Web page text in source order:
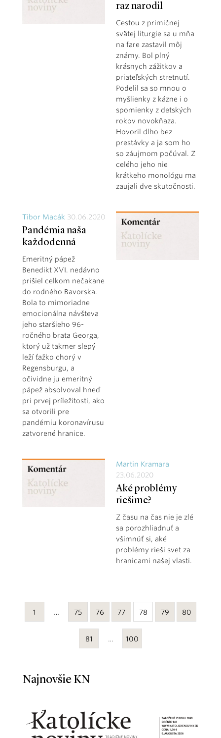
raz narodil
Cestou z primičnej
svätej liturgie sa u mňa
na fare zastavil môj
známy. Bol plný
krásnych zážitkov a
priateľských stretnutí.
Podelil sa so mnou o
myšlienky z kázne i o
spomienky z detských
rokov novokňaza.
Hovoril dlho bez
prestávky a ja som ho
so záujmom počúval. Z
celého jeho nie
krátkeho monológu ma
zaujali dve skutočnosti.
Tibor Macák 30.06.2020
Pandémia naša
každodenná
Emeritný pápež
Benedikt XVI. nedávno
prišiel celkom nečakane
do rodného Bavorska.
Bola to mimoriadne
emocionálna návšteva
jeho staršieho 96-
ročného brata Georga,
ktorý už takmer slepý
leží ťažko chorý v
Regensburgu, a
očividne ju emeritný
pápež absolvoval hneď
pri prvej príležitosti, ako
sa otvorili pre
pandémiu koronavírusu
zatvorené hranice.
Martin Kramara
23.06.2020
Aké problémy
riešime?
Z času na čas nie je zlé
sa porozhliadnuť a
všimnúť si, aké
problémy rieši svet za
hranicami našej vlasti.
1 … 75 76 77 78 79 80
81 … 100
Najnovšie KN